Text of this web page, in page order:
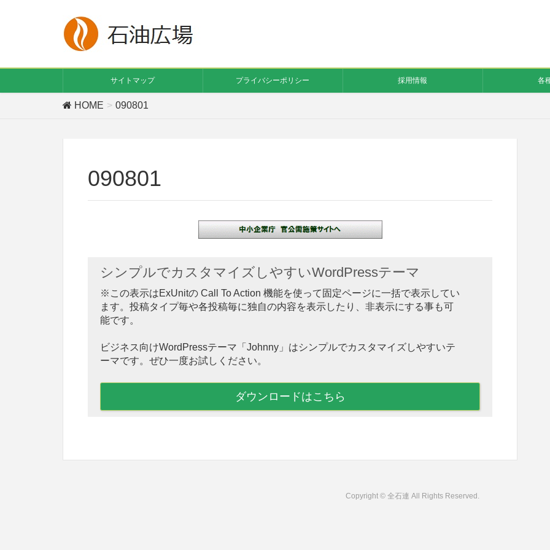
サイトマップ プライバシーポリシー 採用情報 各
HOME 090801
090801
シンプルでカスタマイズしやすいWordPressテーマ
※この表示はExUnitの Call To Action 機能を使って固定ページに一括で表示してい
ます。投稿タイプ毎や各投稿毎に独自の内容を表示したり、非表示にする事も可
能です。
ビジネス向けWordPressテーマ「Johnny」はシンプルでカスタマイズしやすいテ
ーマです。ぜひ一度お試しください。
ダウンロードはこちら
Copyright © 全石連 All Rights Reserved.